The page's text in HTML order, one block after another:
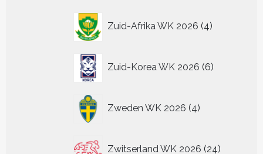
Zuid-Afrika WK 2026 4
producten
Zuid-Korea WK 2026 6
producten
Zweden WK 2026 4
producten
Zwitserland WK 2026 24